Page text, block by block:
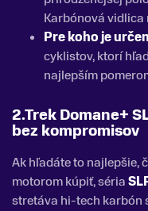
Karbónová vidlica
Pre koho je
cyklistov, ktorí
najlepším
2.Trek Domane+
bez kompromisov
Ak hľadáte to najlepšie,
motorom kúpiť, séria
stretáva hi-tech karbón